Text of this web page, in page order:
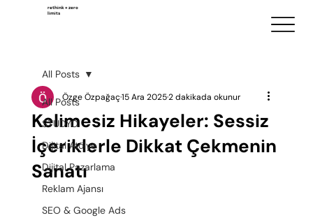
rethink + zero
limits
All Posts
STÜDYO
Dijital Atölye
Dijital Pazarlama
Reklam Ajansı
SEO & Google Ads
All Posts
Kelimesiz Hikayeler: Sessiz
İçeriklerle Dikkat Çekmenin
Sanatı
Özge Özpağaç15 Ara 20252 dakikada okunur